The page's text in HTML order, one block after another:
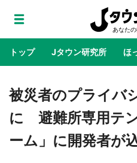
トップ Jタウン研究所 ほ
地域×二次元 絶景 あ
ラプラス・ダー
公式プロモ動画
被災者のプライバ
に 避難所専用テ
ーム」に開発者が